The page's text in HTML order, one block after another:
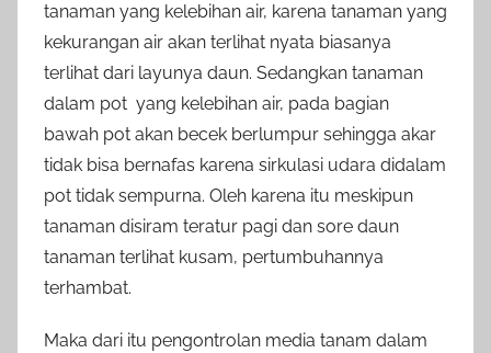
tanaman yang kelebihan air, karena tanaman yang
kekurangan air akan terlihat nyata biasanya
terlihat dari layunya daun. Sedangkan tanaman
dalam pot yang kelebihan air, pada bagian
bawah pot akan becek berlumpur sehingga akar
tidak bisa bernafas karena sirkulasi udara didalam
pot tidak sempurna. Oleh karena itu meskipun
tanaman disiram teratur pagi dan sore daun
tanaman terlihat kusam, pertumbuhannya
terhambat.
Maka dari itu pengontrolan media tanam dalam